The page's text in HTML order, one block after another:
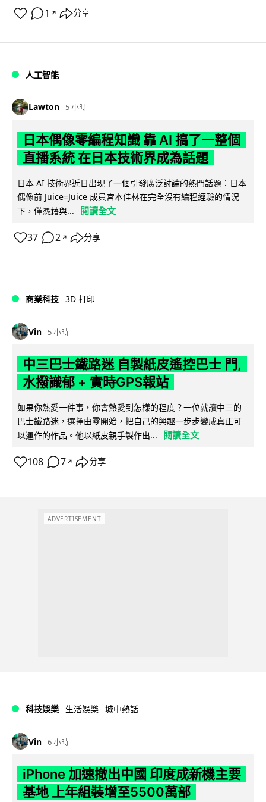
1 ↗ 分享
人工智能
Lawton 5 小時
日本偶像零編程知識 靠 AI 搞了一整個
直播系統 在日本技術界成為話題
日本 AI 技術界近日出現了一個引發廣泛討論的熱門話題：日本
偶像前 Juice=Juice 成員宮本佳林在完全沒有編程經驗的情況
下，僅憑藉與...
閱讀全文
37 2 ↗ 分享
商業科技 3D 打印
Vin 5 小時
中三巴士鐵路迷 自製紙皮遙控巴士 門,
水撥識郁 + 實時GPS報站
如果你熱愛一件事，你會熱愛到怎樣的程度？一位就讀中三的
巴士鐵路迷，選擇由零開始，把自己的興趣一步步變成真正可
以運作的作品。他以紙皮親手製作出...
閱讀全文
108 7 ↗ 分享
ADVERTISEMENT
科技娛樂 生活娛樂 城中熱話
Vin 6 小時
iPhone 加速撤出中國 印度成新機主要
基地 上年組裝增至5500萬部